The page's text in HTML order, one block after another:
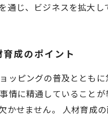
じ、ビジネスを拡大し
成のポイント
ッピングの普及ととも
情に精通していること
かせません。 人材育成